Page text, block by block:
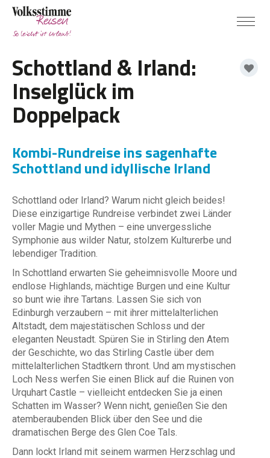
Schottland & Irland:
Inselglück im
Doppelpack
Kombi-Rundreise ins sagenhafte
Schottland und idyllische Irland
Schottland oder Irland? Warum nicht gleich beides!
Diese einzigartige Rundreise verbindet zwei Länder
voller Magie und Mythen – eine unvergessliche
Symphonie aus wilder Natur, stolzem Kulturerbe und
lebendiger Tradition.
In Schottland erwarten Sie geheimnisvolle Moore und
endlose Highlands, mächtige Burgen und eine Kultur
so bunt wie ihre Tartans. Lassen Sie sich von
Edinburgh verzaubern – mit ihrer mittelalterlichen
Altstadt, dem majestätischen Schloss und der
eleganten Neustadt. Spüren Sie in Stirling den Atem
der Geschichte, wo das Stirling Castle über dem
mittelalterlichen Stadtkern thront. Und am mystischen
Loch Ness werfen Sie einen Blick auf die Ruinen von
Urquhart Castle – vielleicht entdecken Sie ja einen
Schatten im Wasser? Wenn nicht, genießen Sie den
atemberaubenden Blick über den See und die
dramatischen Berge des Glen Coe Tals.
Dann lockt Irland mit seinem warmen Herzschlag und